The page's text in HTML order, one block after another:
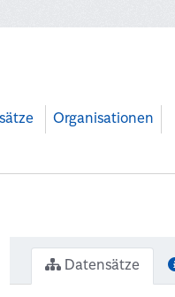
Organisationen
Datensätze